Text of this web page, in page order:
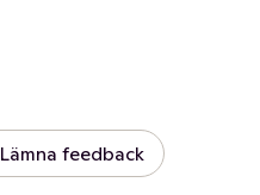
Lämna feedback